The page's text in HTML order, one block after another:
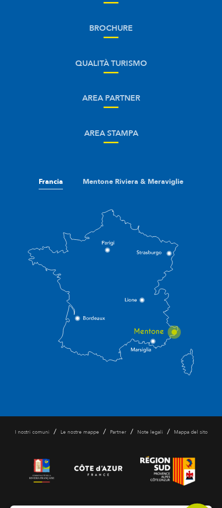
BROCHURE
QUALITÀ TURISMO
AREA PARTNER
AREA STAMPA
Francia Mentone Riviera & Meraviglie
I nostri comuni / Le nostre mappe / Partner / Note legali / Mappa del sito